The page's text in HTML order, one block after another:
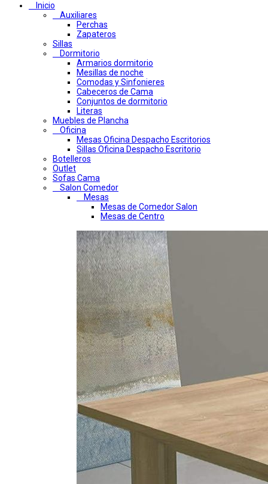
Inicio
Auxiliares
Perchas
Zapateros
Sillas
Dormitorio
Armarios dormitorio
Mesillas de noche
Comodas y Sinfonieres
Cabeceros de Cama
Conjuntos de dormitorio
Literas
Muebles de Plancha
Oficina
Mesas Oficina Despacho Escritorios
Sillas Oficina Despacho Escritorio
Botelleros
Outlet
Sofas Cama
Salon Comedor
Mesas
Mesas de Comedor Salon
Mesas de Centro